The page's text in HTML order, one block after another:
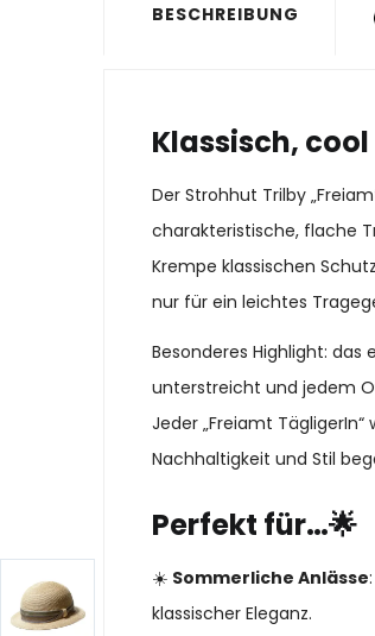
BESCHREIBUNG
Klassisch,
Der Strohhut Trilby
charakteristische, flache
Krempe klassischen
nur für ein leichtes
Besonderes Highlight:
unterstreicht und jedem
Jeder „Freiamt
Nachhaltigkeit und Stil
Perfekt für…🌟
☀️ Sommerliche Anlässe
klassischer Eleganz.